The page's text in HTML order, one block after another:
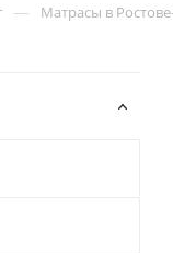
— Матрасы в